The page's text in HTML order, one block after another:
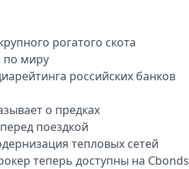
рогатого скота
по миру
российских банков
о предках
поездкой
тепловых сетей
теперь доступны на Cbonds